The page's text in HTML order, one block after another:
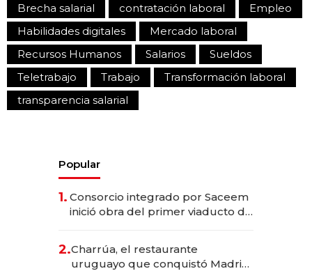
Brecha salarial contratación laboral
Empleo
Habilidades digitales
Mercado laboral
Recursos Humanos
Salarios
Sueldos
Teletrabajo
Trabajo
Transformación laboral
transparencia salarial
Popular
1. Consorcio integrado por Saceem
inició obra del primer viaducto de
millones
2.Charrúa, el restaurante
uruguayo que conquistó Madrid: